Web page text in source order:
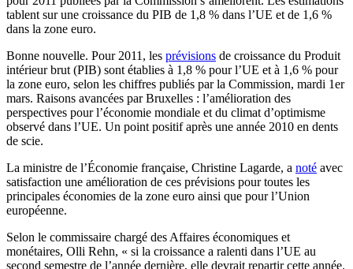
tablent sur une croissance du PIB de 1,8 % dans l’UE et de 1,6 %
dans la zone euro.
Bonne nouvelle. Pour 2011, les prévisions de croissance du Produit
intérieur brut (PIB) sont établies à 1,8 % pour l’UE et à 1,6 % pour
la zone euro, selon les chiffres publiés par la Commission, mardi 1er
mars. Raisons avancées par Bruxelles : l’amélioration des
perspectives pour l’économie mondiale et du climat d’optimisme
observé dans l’UE. Un point positif après une année 2010 en dents
de scie.
La ministre de l’Économie française, Christine Lagarde, a noté avec
satisfaction une amélioration de ces prévisions pour toutes les
principales économies de la zone euro ainsi que pour l’Union
européenne.
Selon le commissaire chargé des Affaires économiques et
monétaires, Olli Rehn, « si la croissance a ralenti dans l’UE au
second semestre de l’année dernière, elle devrait repartir cette année.